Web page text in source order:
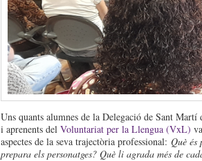
Uns quants alumnes de la Delegació de Sant
i aprenents del Voluntariat per la Llengua (VxL)
aspectes de la seva trajectòria professional: Què
prepara els personatges? Què li agrada més de